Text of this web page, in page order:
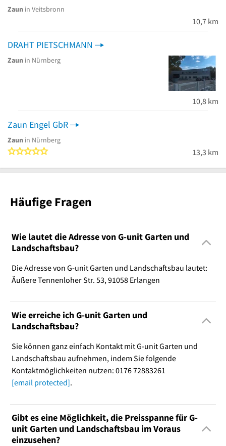
Zaun in Veitsbronn
10,7 km
DRAHT PIETSCHMANN
Zaun in Nürnberg
10,8 km
Zaun Engel GbR
Zaun in Nürnberg
13,3 km
Häufige Fragen
Wie lautet die Adresse von G-unit Garten und
Landschaftsbau?
Die Adresse von G-unit Garten und Landschaftsbau lautet:
Äußere Tennenloher Str. 53, 91058 Erlangen
Wie erreiche ich G-unit Garten und
Landschaftsbau?
Sie können ganz einfach Kontakt mit G-unit Garten und
Landschaftsbau aufnehmen, indem Sie folgende
Kontaktmöglichkeiten nutzen: 0176 72883261
[email protected].
Gibt es eine Möglichkeit, die Preisspanne für G-
unit Garten und Landschaftsbau im Voraus
einzusehen?